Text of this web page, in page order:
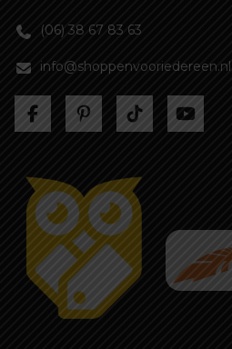
(06) 38 67 83 63
info@shoppenvooriedereen.nl